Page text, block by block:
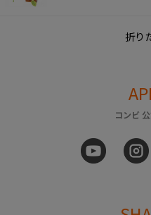
コンビ